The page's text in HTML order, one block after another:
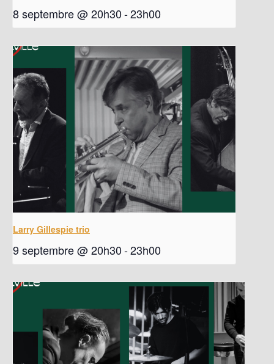
8 septembre @ 20h30-23h00
Larry Gillespie trio
9 septembre @ 20h30-23h00